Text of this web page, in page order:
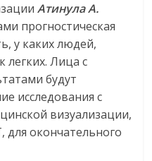
Атинула А.
прогностическая
у каких людей,
легких. Лица с
будут
исследования с
визуализации,
для окончательного